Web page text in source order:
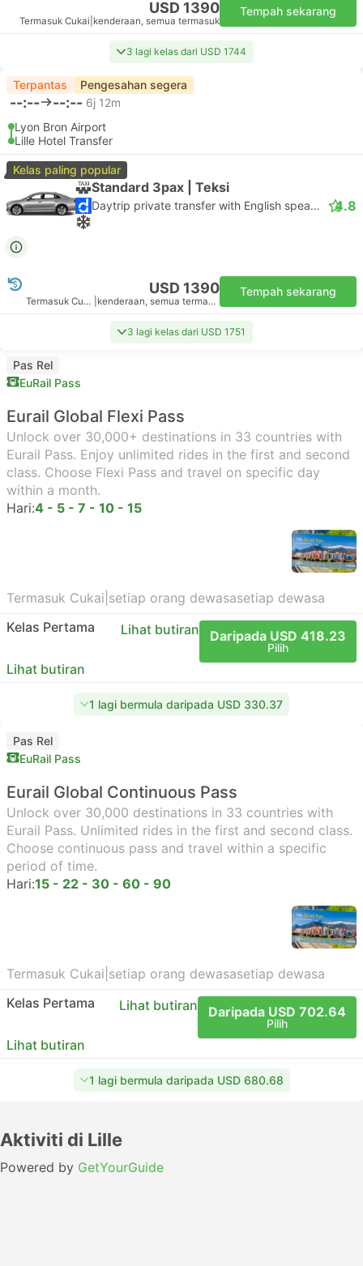
USD 1390
Termasuk Cukai kenderaan, semua termasuk
Tempah sekarang
3 lagi kelas dari USD 1744
Terpantas Pengesahan segera
--:-- --:-- 6j 12m
Lyon Bron Airport
Lille Hotel Transfer
Kelas paling popular
Standard 3pax | Teksi
Daytrip private transfer with English speaking driver 4.8
USD 1390
Termasuk Cukai kenderaan, semua termasuk
Tempah sekarang
3 lagi kelas dari USD 1751
Pas Rel
EuRail Pass
Eurail Global Flexi Pass
Unlock over 30,000+ destinations in 33 countries with
Eurail Pass. Enjoy unlimited rides in the first and second
class. Choose Flexi Pass and travel on specific day
within a month.
Hari:4 - 5 - 7 - 10 - 15
Termasuk Cukai setiap orang dewasasetiap dewasa
Kelas Pertama
Lihat butiran Daripada USD 418.23
Pilih
Lihat butiran
1 lagi bermula daripada USD 330.37
Pas Rel
EuRail Pass
Eurail Global Continuous Pass
Unlock over 30,000 destinations in 33 countries with
Eurail Pass. Unlimited rides in the first and second class.
Choose continuous pass and travel within a specific
period of time.
Hari:15 - 22 - 30 - 60 - 90
Termasuk Cukai setiap orang dewasasetiap dewasa
Kelas Pertama
Lihat butiran Daripada USD 702.64
Pilih
Lihat butiran
1 lagi bermula daripada USD 680.68
Aktiviti di Lille
Powered by GetYourGuide